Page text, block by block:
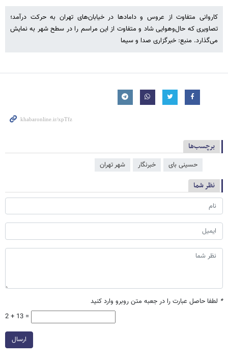
کاروانی متفاوت از عروس و دامادها در خیابان‌های تهران به حرکت درآمد؛
تصاویری که حال‌وهوایی شاد و متفاوت از این مراسم را در سطح شهر به نمایش
می‌گذارد. منبع: خبرگزاری صدا و سیما
برچسب‌ها
حسینی بای خبرنگار شهر تهران
نظر شما
* لطفا حاصل عبارت را در جعبه متن روبرو وارد کنید
2 + 13 =
ارسال